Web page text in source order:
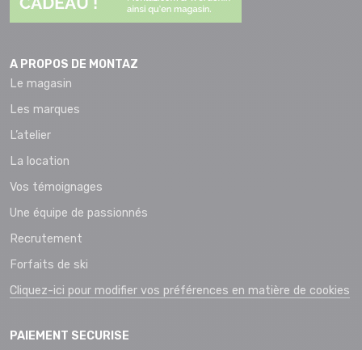
A PROPOS DE MONTAZ
Le magasin
Les marques
L’atelier
La location
Vos témoignages
Une équipe de passionnés
Recrutement
Forfaits de ski
Cliquez-ici pour modifier vos préférences en matière de cookies
PAIEMENT SECURISE